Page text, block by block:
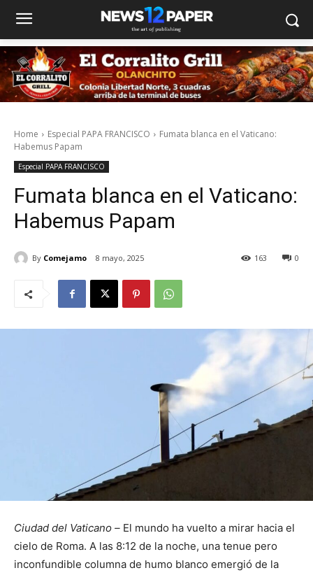
Home Especial PAPA FRANCISCO
Fumata blanca en el Vaticano:
Habemus Papam
Especial PAPA FRANCISCO
Fumata blanca en el Vaticano:
Habemus Papam
By Comejamo 8 mayo, 2025 0
163
Ciudad del Vaticano – El mundo ha vuelto a mirar hacia el
cielo de Roma. A las 8:12 de la noche, una tenue pero
inconfundible columna de humo blanco emergió de la